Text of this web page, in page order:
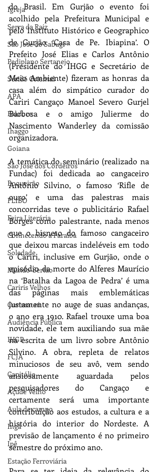
Igreja
Serra da Raiz
São José do Sabugí
Pediplano Sertanejo
Seridó Oriental
APA
Folclore
Ihaggo
Goiana
São José dos Cordeiros
Boqueirão
FLIBO
Feira Literária
Conhecendo a Paraíba
Soledade
Mundo-Sertão
Cariris Velhos
Curimataú
Audiência Pública
IHGP
FCJA
Capitólio
Açude Velho
Aula de campo
Ingá
Ipê
Estação Ferroviária
do Brasil. Em Gurjão o evento foi
acolhido pela Prefeitura Municipal e
pelo Instituto Histórico e Geographico
de Gurjão ‘Casa de Pe. Ibiapina’. O
Prefeito José Elias e Carlos Antônio
(Presidente do IHGG e Secretário de
Meio Ambiente) fizeram as honras da
casa além do simpático curador do
Cariri Cangaço Manoel Severo Gurjel
Barbosa e o amigo Julierme do
Nascimento Wanderley da comissão
organizadora.
A temática do seminário (realizado na
Fundac) foi dedicada ao cangaceiro
Antônio Silvino, o famoso ‘Rifle de
ouro’ e uma das palestras mais
concorridas teve o publicitário Rafael
Borges como palestrante, nada menos
que o bisneto do famoso cangaceiro
que deixou marcas indeléveis em todo
o Cariri, inclusive em Gurjão, onde o
episódio da morte do Alferes Maurício
na ‘Batalha da Lagoa de Pedra’ é uma
das páginas mais emblemáticas
justamente no auge de suas andanças,
o ano era 1910. Rafael trouxe uma boa
novidade, ele tem auxiliando sua mãe
na escrita de um livro sobre Antônio
Silvino. A obra, repleta de relatos
minuciosos de seu avô, vem sendo
ansiosamente aguardada pelos
pesquisadores do Cangaço e
certamente será uma importante
contribuição aos estudos, a cultura e a
história do interior do Nordeste. A
previsão de lançamento é no primeiro
semestre do próximo ano.